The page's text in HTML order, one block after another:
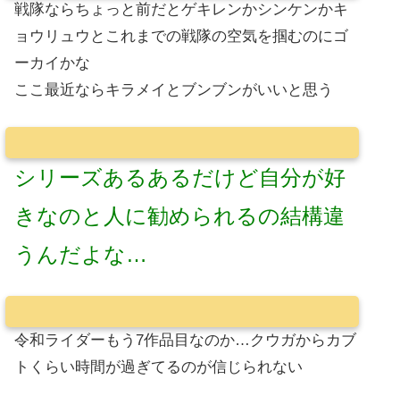
戦隊ならちょっと前だとゲキレンかシンケンかキ
ョウリュウとこれまでの戦隊の空気を掴むのにゴ
ーカイかな
ここ最近ならキラメイとブンブンがいいと思う
シリーズあるあるだけど自分が好
きなのと人に勧められるの結構違
うんだよな…
令和ライダーもう7作品目なのか…クウガからカブ
トくらい時間が過ぎてるのが信じられない